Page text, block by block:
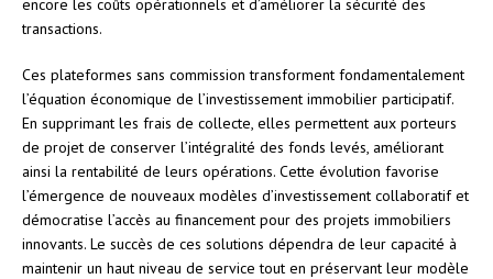
transactions.
Ces plateformes sans commission transforment fondamentalement
l’équation économique de l’investissement immobilier participatif.
En supprimant les frais de collecte, elles permettent aux porteurs
de projet de conserver l’intégralité des fonds levés, améliorant
ainsi la rentabilité de leurs opérations. Cette évolution favorise
l’émergence de nouveaux modèles d’investissement collaboratif et
démocratise l’accès au financement pour des projets immobiliers
innovants. Le succès de ces solutions dépendra de leur capacité à
maintenir un haut niveau de service tout en préservant leur modèle